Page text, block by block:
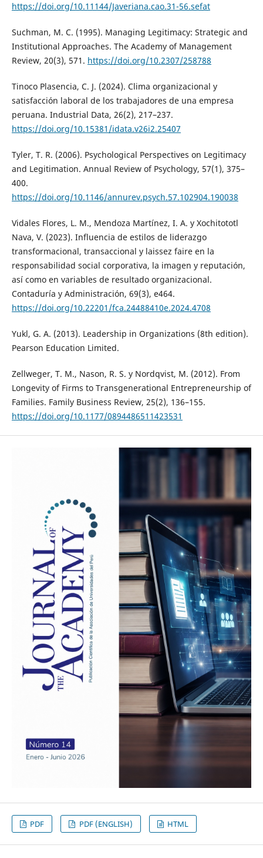
https://doi.org/10.11144/Javeriana.cao.31-56.sefat
Suchman, M. C. (1995). Managing Legitimacy: Strategic and
Institutional Approaches. The Academy of Management
Review, 20(3), 571. https://doi.org/10.2307/258788
Tinoco Plasencia, C. J. (2024). Clima organizacional y
satisfacción laboral de los trabajadores de una empresa
peruana. Industrial Data, 26(2), 217–237.
https://doi.org/10.15381/idata.v26i2.25407
Tyler, T. R. (2006). Psychological Perspectives on Legitimacy
and Legitimation. Annual Review of Psychology, 57(1), 375–
400.
https://doi.org/10.1146/annurev.psych.57.102904.190038
Vidales Flores, L. M., Mendoza Martínez, I. A. y Xochitototl
Nava, V. (2023). Influencia de estilos de liderazgo
transformacional, transaccional y laissez faire en la
responsabilidad social corporativa, la imagen y reputación,
así como en variables de resultado organizacional.
Contaduría y Administración, 69(3), e464.
https://doi.org/10.22201/fca.24488410e.2024.4708
Yukl, G. A. (2013). Leadership in Organizations (8th edition).
Pearson Education Limited.
Zellweger, T. M., Nason, R. S. y Nordqvist, M. (2012). From
Longevity of Firms to Transgenerational Entrepreneurship of
Families. Family Business Review, 25(2), 136–155.
https://doi.org/10.1177/0894486511423531
PDF PDF (ENGLISH) HTML